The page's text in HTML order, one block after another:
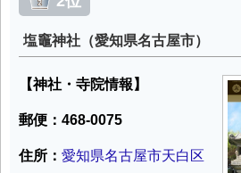
塩竈神社（愛知県名古屋市）
【神社・寺院情報】
郵便：468-0075
住所： 愛知県名古屋市天白区